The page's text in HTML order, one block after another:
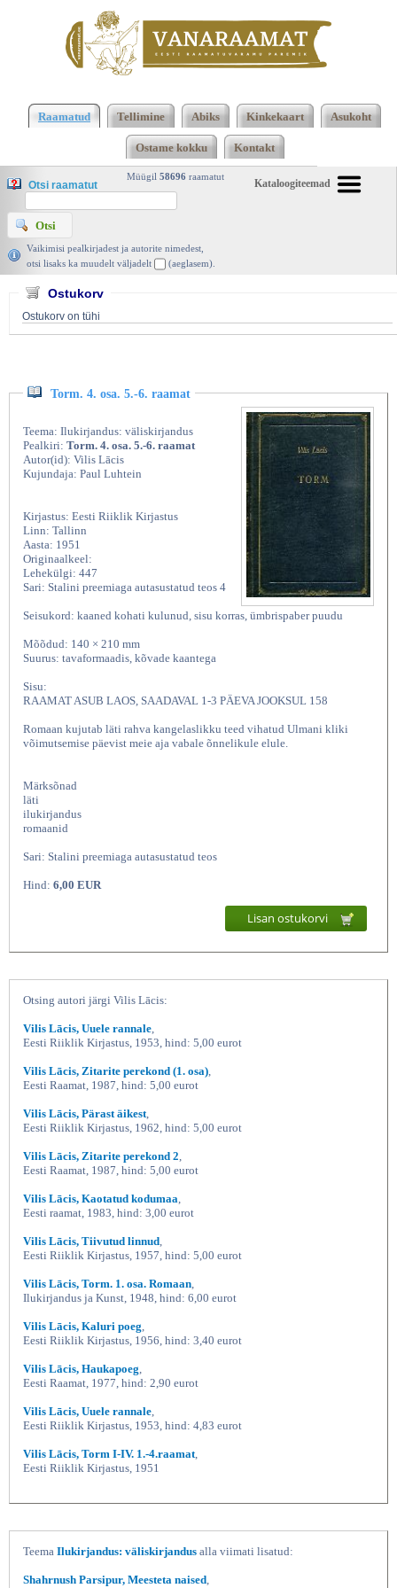
Torm 4 osa 5-6
5. -6. raamat, Vilis Lācis, Eesti Riiklik Kirjastus
1951 | vanaraamat. ee
Raamatud Tellimine Abiks Kinkekaart Asukoht
Ostame kokku Kontakt
Kataloogiteemad
Müügil 58696 raamatut
Otsi raamatut
Vaikimisi pealkirjadest ja autorite nimedest,
otsi lisaks ka muudelt väljadelt
(aeglasem).
Ostukorv
Ostukorv on tühi
Torm. 4. osa. 5.-6. raamat
Teema: Ilukirjandus: väliskirjandus
Pealkiri: Torm. 4. osa. 5.-6. raamat
Autor(id): Vilis Lācis
Kujundaja: Paul Luhtein
Kirjastus: Eesti Riiklik Kirjastus
Linn: Tallinn
Aasta: 1951
Originaalkeel:
Lehekülgi: 447
Sari: Stalini preemiaga autasustatud teos 4
Seisukord: kaaned kohati kulunud, sisu korras, ümbrispaber puudu
Mõõdud: 140 × 210 mm
Suurus: tavaformaadis, kõvade kaantega
Sisu:
RAAMAT ASUB LAOS, SAADAVAL 1-3 PÄEVA JOOKSUL 158
Romaan kujutab läti rahva kangelaslikku teed vihatud Ulmani kliki
võimutsemise päevist meie aja vabale õnnelikule elule.
Märksõnad
läti
ilukirjandus
romaanid
Sari: Stalini preemiaga autasustatud teos
Hind: 6,00 EUR
Lisan ostukorvi
Otsing autori järgi Vilis Lācis:
Vilis Lācis, Uuele rannale
Eesti Riiklik Kirjastus, 1953, hind: 5,00 eurot
Vilis Lācis, Zitarite perekond (1. osa)
Eesti Raamat, 1987, hind: 5,00 eurot
Vilis Lācis, Pärast äikest
Eesti Riiklik Kirjastus, 1962, hind: 5,00 eurot
Vilis Lācis, Zitarite perekond 2
Eesti Raamat, 1987, hind: 5,00 eurot
Vilis Lācis, Kaotatud kodumaa
Eesti raamat, 1983, hind: 3,00 eurot
Vilis Lācis, Tiivutud linnud
Eesti Riiklik Kirjastus, 1957, hind: 5,00 eurot
Vilis Lācis, Torm. 1. osa. Romaan
Ilukirjandus ja Kunst, 1948, hind: 6,00 eurot
Vilis Lācis, Kaluri poeg
Eesti Riiklik Kirjastus, 1956, hind: 3,40 eurot
Vilis Lācis, Haukapoeg
Eesti Raamat, 1977, hind: 2,90 eurot
Vilis Lācis, Uuele rannale
Eesti Riiklik Kirjastus, 1953, hind: 4,83 eurot
Vilis Lācis, Torm I-IV. 1.-4.raamat
Eesti Riiklik Kirjastus, 1951
Teema Ilukirjandus: väliskirjandus alla viimati lisatud:
Shahrnush Parsipur, Meesteta naised